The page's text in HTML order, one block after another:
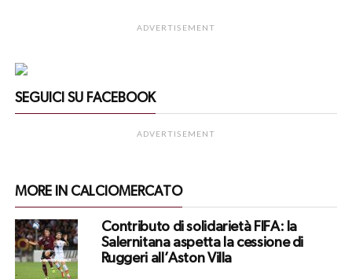
ADVERTISEMENT
SEGUICI SU FACEBOOK
ADVERTISEMENT
MORE IN CALCIOMERCATO
Contributo di solidarietà FIFA: la
Salernitana aspetta la cessione di
Ruggeri all’Aston Villa